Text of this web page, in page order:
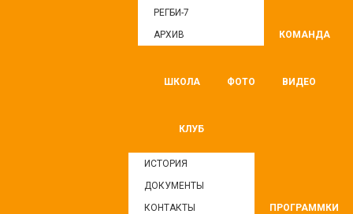
РЕГБИ-7
АРХИВ
КОМАНДА
ШКОЛА ФОТО ВИДЕО
КЛУБ
ИСТОРИЯ
ДОКУМЕНТЫ
КОНТАКТЫ
ПРОГРАММКИ